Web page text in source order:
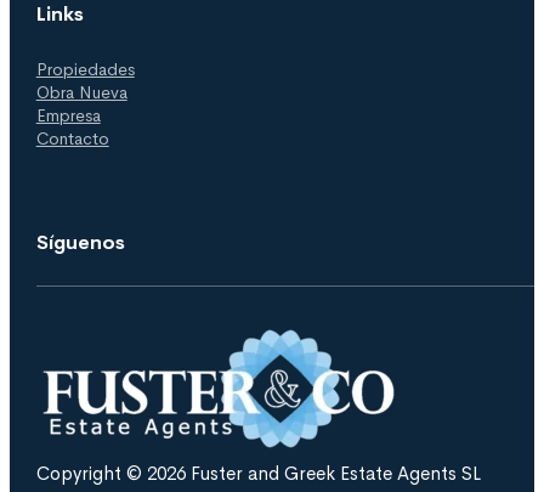
Links
Propiedades
Obra Nueva
Empresa
Contacto
Síguenos
Copyright © 2026 Fuster and Greek Estate Agents SL